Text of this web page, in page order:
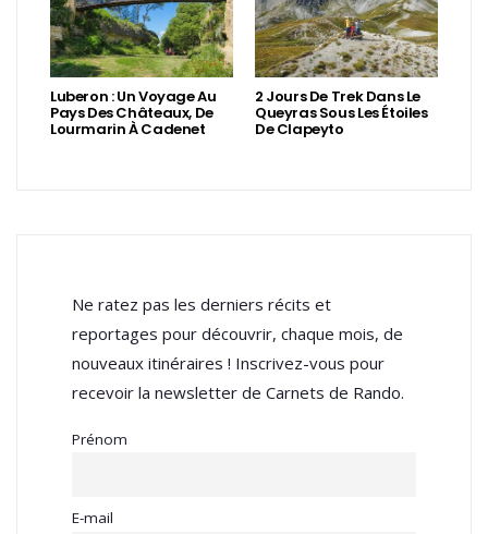
Luberon : Un Voyage Au
Pays Des Châteaux, De
Lourmarin À Cadenet
2 Jours De Trek Dans Le
Queyras Sous Les Étoiles
De Clapeyto
Ne ratez pas les derniers récits et
reportages pour découvrir, chaque mois, de
nouveaux itinéraires ! Inscrivez-vous pour
recevoir la newsletter de Carnets de Rando.
Prénom
E-mail